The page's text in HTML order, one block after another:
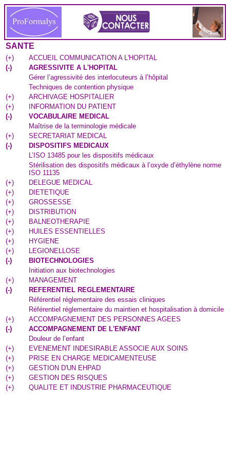
SANTE
(+)
ACCUEIL COMMUNICATION A L'HOPITAL
(-)
AGRESSIVITE A L'HOPITAL
Gérer l’agressivité des interlocuteurs à l’hôpital
Techniques de contention physique
(+)
ARCHIVAGE HOSPITALIER
(+)
INFORMATION DU PATIENT
(-)
VOCABULAIRE MEDICAL
Maîtrise de la terminologie médicale
(+)
SECRETARIAT MEDICAL
(-)
DISPOSITIFS MEDICAUX
L’ISO 13485 pour les dispositifs médicaux
Stérilisation des dispositifs médicaux à l’oxyde d’éthylène norme
ISO 11135
(+)
DELEGUE MEDICAL
(+)
DIETETIQUE
(+)
GROSSESSE
(+)
DISTRIBUTION
(+)
BALNEOTHERAPIE
(+)
HUILES ESSENTIELLES
(+)
HYGIENE
(+)
LEGIONELLOSE
(-)
BIOTECHNOLOGIES
Initiation aux biotechnologies
(+)
MANAGEMENT
(-)
REFERENTIEL REGLEMENTAIRE
Référentiel réglementaire des essais cliniques
Référentiel réglementaire du maintien et hospitalisation à domicile
(+)
ACCOMPAGNEMENT DES PERSONNES AGEES
(-)
ACCOMPAGNEMENT DE L'ENFANT
Douleur de l’enfant
(+)
EVENEMENT INDESIRABLE ASSOCIE AUX SOINS
(+)
PRISE EN CHARGE MEDICAMENTEUSE
(+)
GESTION D'UN EHPAD
(+)
GESTION DES RISQUES
(+) QUALITE ET INDUSTRIE PHARMACEUTIQUE